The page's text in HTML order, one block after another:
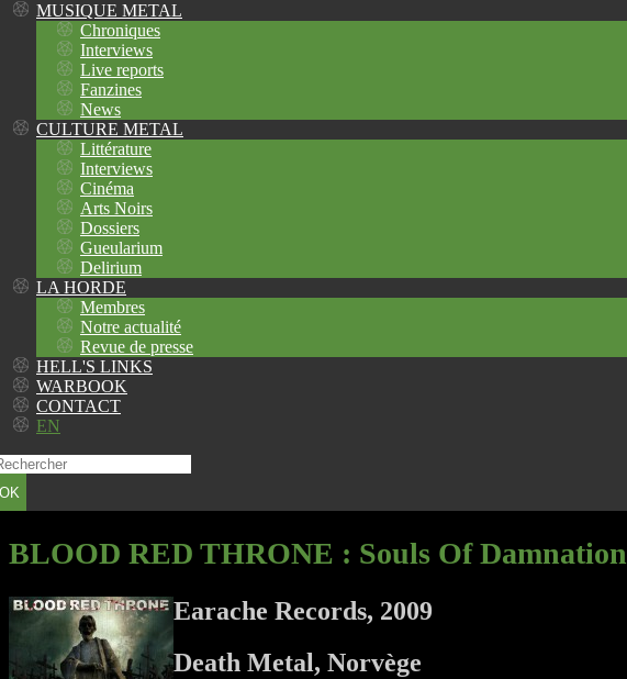
MUSIQUE METAL
Chroniques
Interviews
Live reports
Fanzines
News
CULTURE METAL
Littérature
Interviews
Cinéma
Arts Noirs
Dossiers
Gueularium
Delirium
LA HORDE
Membres
Notre actualité
Revue de presse
HELL'S LINKS
WARBOOK
CONTACT
EN
OK
BLOOD RED THRONE : Souls Of Damnation
Earache Records, 2009
Death Metal, Norvège